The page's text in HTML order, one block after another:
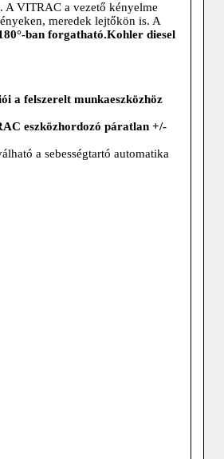
A VITRAC a vezető kényelme
meredek lejtőkön is. A
ban forgatható.Kohler diesel
a felszerelt munkaeszközhöz
eszközhordozó páratlan +/-
a sebességtartó automatika